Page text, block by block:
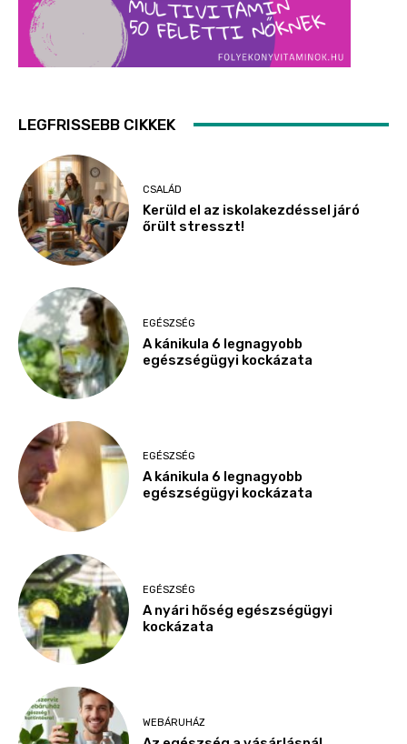
LEGFRISSEBB CIKKEK
CSALÁD
Kerüld el az iskolakezdéssel járó
őrült stresszt!
EGÉSZSÉG
A kánikula 6 legnagyobb
egészségügyi kockázata
EGÉSZSÉG
A kánikula 6 legnagyobb
egészségügyi kockázata
EGÉSZSÉG
A nyári hőség egészségügyi
kockázata
WEBÁRUHÁZ